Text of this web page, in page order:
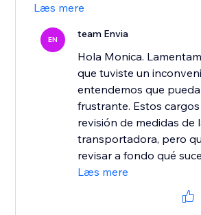
Læs mere
EN team Envia
Hola Monica.
que tuviste un
entendemos que
frustrante. Estos
revisión de medidas de
transportadora, pero
revisar a fondo qué
Læs mere